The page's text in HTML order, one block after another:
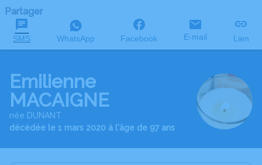
Partager
SMS WhatsApp Facebook E-mail Lien
Emilienne
MACAIGNE
née DUNANT
décédée le 1 mars 2020 à l'âge de 97 ans